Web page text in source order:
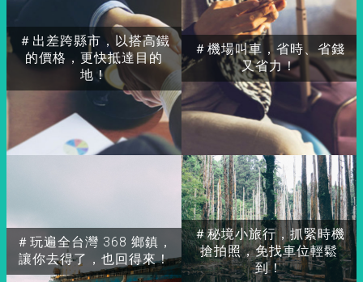
＃出差跨縣市，以搭高鐵
的價格，更快抵達目的
地！
＃玩遍全台灣 368 鄉鎮，
讓你去得了，也回得來！
＃秘境小旅行，抓緊時機
搶拍照，免找車位輕鬆
到！
＃機場叫車，省時、省錢
又省力！